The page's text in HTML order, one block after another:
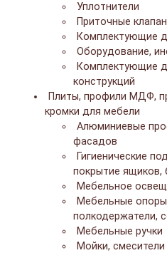
Уплотнители
Приточные
Комплектующие
Оборудование,
Комплектующие
конструкций
Плиты, профили МДФ,
кромки для мебели
Алюминиевые
фасадов
Гигиенические
покрытие ящиков,
Мебельное
Мебельные
полкодержатели,
Мебельные ручки
Мойки,